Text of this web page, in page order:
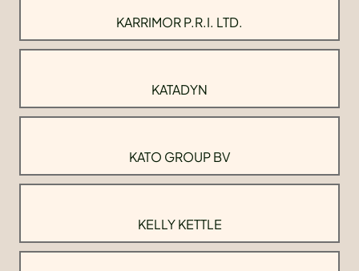
KARRIMOR P.R.I. LTD.
KATADYN
KATO GROUP BV
KELLY KETTLE